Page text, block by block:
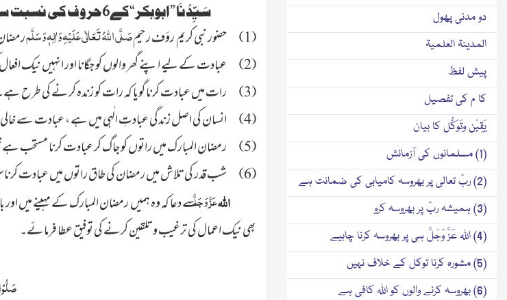
سَیِّدُنَا ”ابوبکر“کے6حروف کی نسبت
(1) حضور نبی کریم رؤف رحیمصَلَّی اللہُ تَعَالٰی عَلَیْہِ وَاٰلِہٖ وَسَلَّم
(2) عبادت کے لیے اپنے گھر والوں کو جگانا اور انہیں نیک
(3) رات میں عبادت کرنا گویا کہ رات کو زندہ کرنے کی طرح
(4) انسان کی اصل زندگی عبادتِ الٰہی میں ہے ، عبادت سے
(5) رمضان المبارک میں راتوں کو جاگ کر عبادت کرنا
(6)
شب قدر کی تلاش میں رمضان کی طاق راتوں میں عبادت
اللہعَزَّ وَجَلَّسے دعا کہ وہ ہمیں رمضان المبارک کے مہینے میں
بھی نیک اعمال کی ترغیب و تلقین کرنے کی توفیق عطا فرمائے۔
دو مدنی پھول
المدینۃ العلمیۃ
پیش لفظ
کا م کی تفصیل
یَقِیْن وتَوَکُّل کا بیان
(1) مسلمانوں کی آزمائش
(2) ربّ تعالی پر بھروسہ کامیابی کی ضمانت ہے
(3) ہمیشہ ربّ پر بھروسہ کرو
(4) اللہ عَزَّ وَجَلَّ ہی پر بھروسہ کرنا چاہیے
(5) مشورہ کرنا توکل کے خلاف نہیں
(6) بھروسہ کرنے والوں کو اللہ کافی ہے